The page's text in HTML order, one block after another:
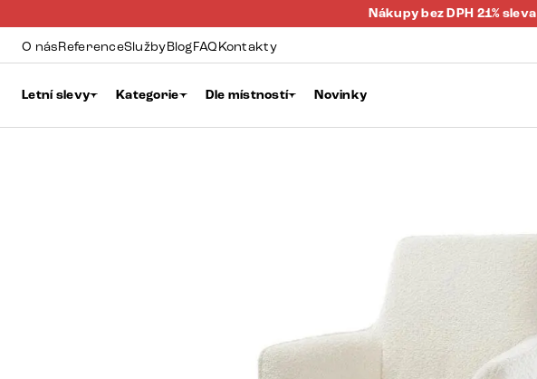
Nákupy bez DPH 21% sleva
O násReferenceSlužbyBlogFAQKontakty
Letní slevy Kategorie Dle místností Novinky